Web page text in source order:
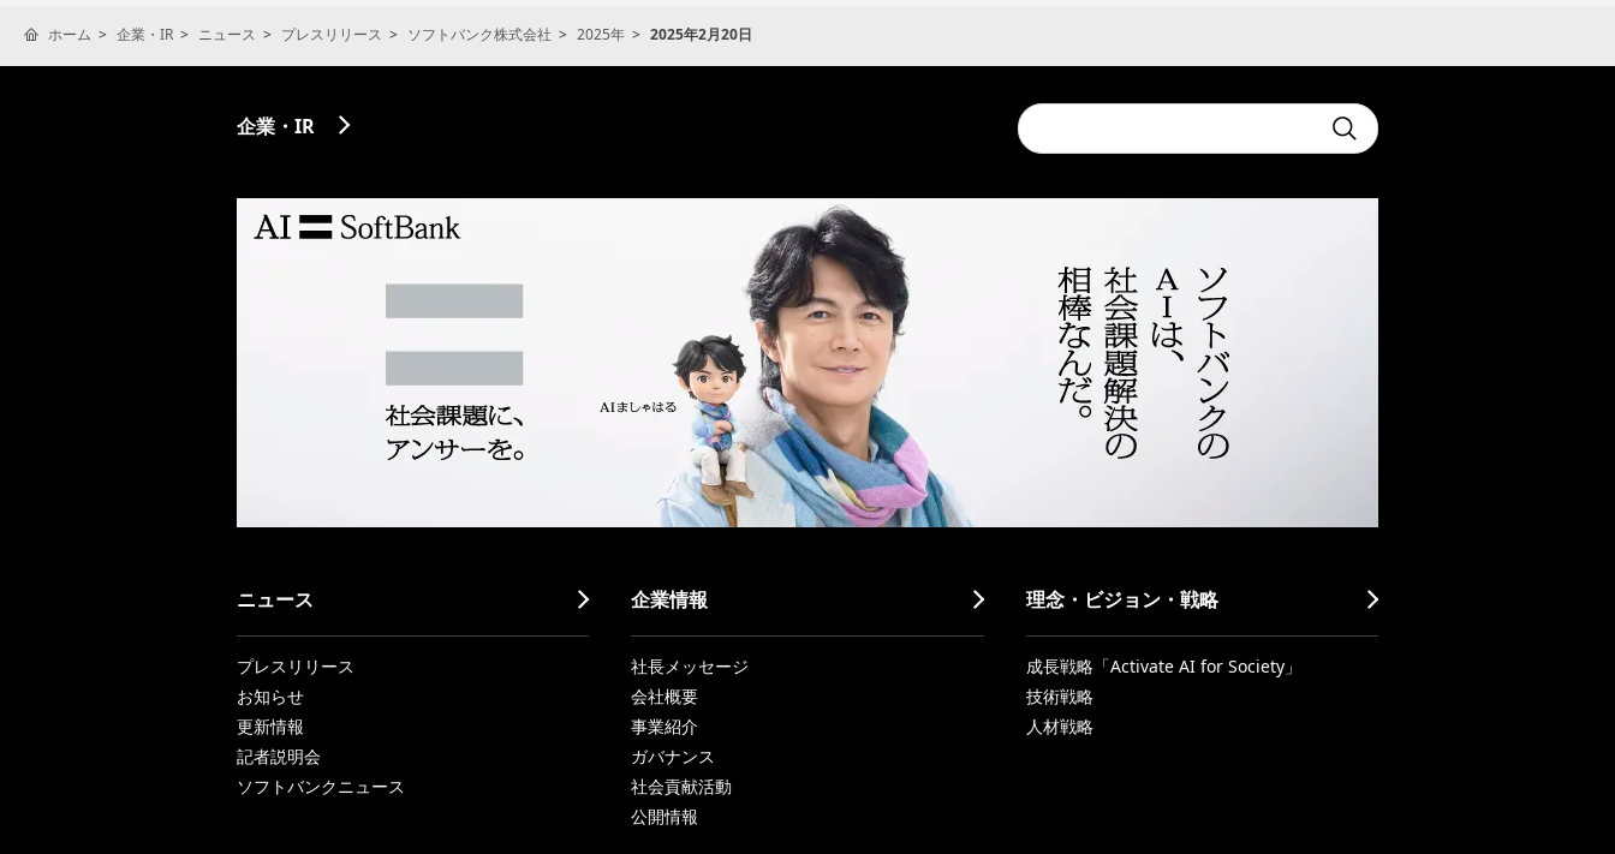
ホーム 企業・IR ニュース プレスリリース ソフトバンク株式会社 2025年 2025年2月20日
Conduct
a
search
Submit
企業・IR
ニュース
プレスリリース
お知らせ
更新情報
記者説明会
ソフトバンクニュース
企業情報
社長メッセージ
会社概要
事業紹介
ガバナンス
社会貢献活動
公開情報
理念・ビジョン・戦略
成長戦略「Activate AI for Society」
技術戦略
人材戦略